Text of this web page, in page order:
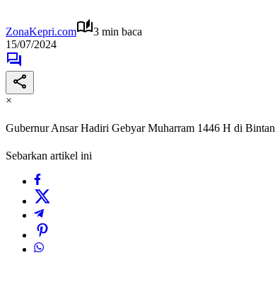
ZonaKepri.com
3 min baca
15/07/2024
×
Gubernur Ansar Hadiri Gebyar Muharram 1446 H di Bintan
Sebarkan artikel ini